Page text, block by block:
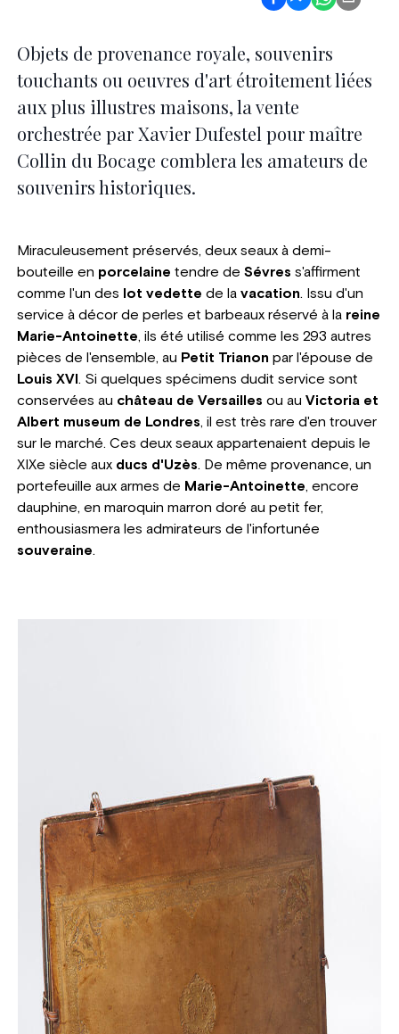
Objets de provenance royale, souvenirs
touchants ou oeuvres d'art étroitement liées
aux plus illustres maisons, la vente
orchestrée par Xavier Dufestel pour maître
Collin du Bocage comblera les amateurs de
souvenirs historiques.
Miraculeusement préservés, deux seaux à demi-
bouteille en porcelaine tendre de Sévres s'affirment
comme l'un des lot vedette de la vacation. Issu d'un
service à décor de perles et barbeaux réservé à la reine
Marie-Antoinette, ils été utilisé comme les 293 autres
pièces de l'ensemble, au Petit Trianon par l'épouse de
Louis XVI . Si quelques spécimens dudit service sont
conservées au château de Versailles ou au Victoria et
Albert museum de Londres, il est très rare d'en trouver
sur le marché. Ces deux seaux appartenaient depuis le
XIXe siècle aux ducs d'Uzès. De même provenance, un
portefeuille aux armes de Marie-Antoinette, encore
dauphine, en maroquin marron doré au petit fer,
enthousiasmera les admirateurs de l'infortunée
souveraine.